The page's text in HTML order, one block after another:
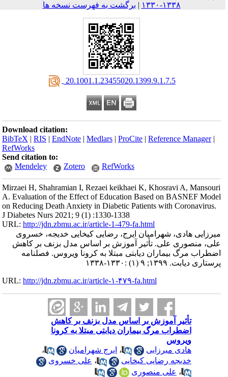
۱۳۳۸-۱۳۳۰
| برگشت به فهرست نسخه ها
‎ 20.1001.1.23455020.1399.9.1.7.5
Download citation:
BibTeX |RIS |EndNote |Medlars |ProCite |Reference Manager
RefWorks
Send citation to:
Mendeley
Zotero RefWorks
Mirzaei H, Shahramian I, Rezaei keikhaei K, Khosravi A, Mansouri
A. Evaluation of the Effect of Education Based on BASNEF Model
on Reducing Death Anxiety in Diabetic Patients with Coronavirus.
J Diabetes Nurs 2021; 9 (1) :1330-1338
URL:http://jdn.zbmu.ac.ir/article-1-479-fa.html
میرزایی هادی، شهرامیان ایرج، رضایی کیخایی خدیجه، خسروی
علی، منصوری علی. ﺗﺄﺛﯿﺮ آموزش بر اساس مدل بزنف بر کاهش
اضطراب مرگ ﺑﯿﻤﺎران دیابتی مبتلا به کرونا ویروس. فصلنامه
پرستاری دیابت. ۱۳۹۹; ۹ (۱) :۱۳۳۰-۱۳۳۸
URL:http://jdn.zbmu.ac.ir/article-۱-۴۷۹-fa.html
ﺗﺄﺛﯿﺮ آموزش بر اساس مدل بزنف بر کاهش
اضطراب مرگ ﺑﯿﻤﺎران دیابتی مبتلا به کرونا
ویروس
هادی میرزایی
،ایرج شهرامیان
،
خدیجه رضایی کیخایی
،علی خسروی
،علی منصوری